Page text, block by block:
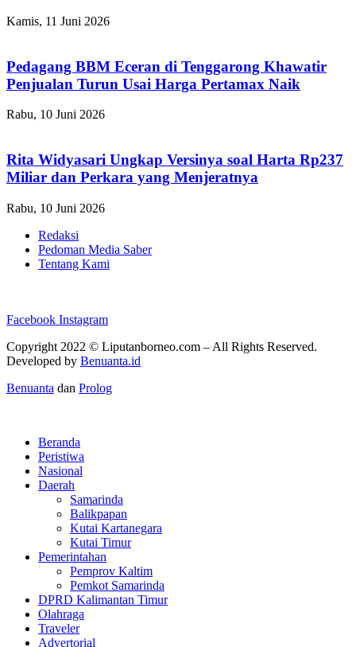
Kamis, 11 Juni 2026
Pedagang BBM Eceran di Tenggarong Khawatir
Penjualan Turun Usai Harga Pertamax Naik
Rabu, 10 Juni 2026
Rita Widyasari Ungkap Versinya soal Harta Rp237
Miliar dan Perkara yang Menjeratnya
Rabu, 10 Juni 2026
Redaksi
Pedoman Media Saber
Tentang Kami
Facebook Instagram
Copyright 2022 © Liputanborneo.com – All Rights Reserved.
Developed by Benuanta.id
Benuanta dan Prolog
Beranda
Peristiwa
Nasional
Daerah
Samarinda
Balikpapan
Kutai Kartanegara
Kutai Timur
Pemerintahan
Pemprov Kaltim
Pemkot Samarinda
DPRD Kalimantan Timur
Olahraga
Traveler
Advertorial